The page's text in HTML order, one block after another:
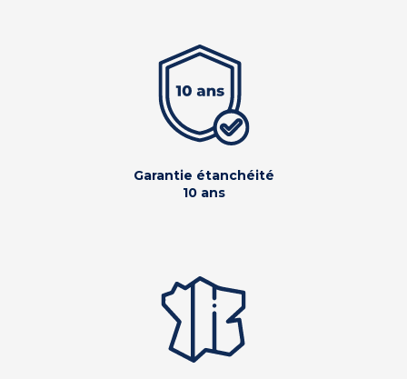
Garantie étanchéité
10 ans